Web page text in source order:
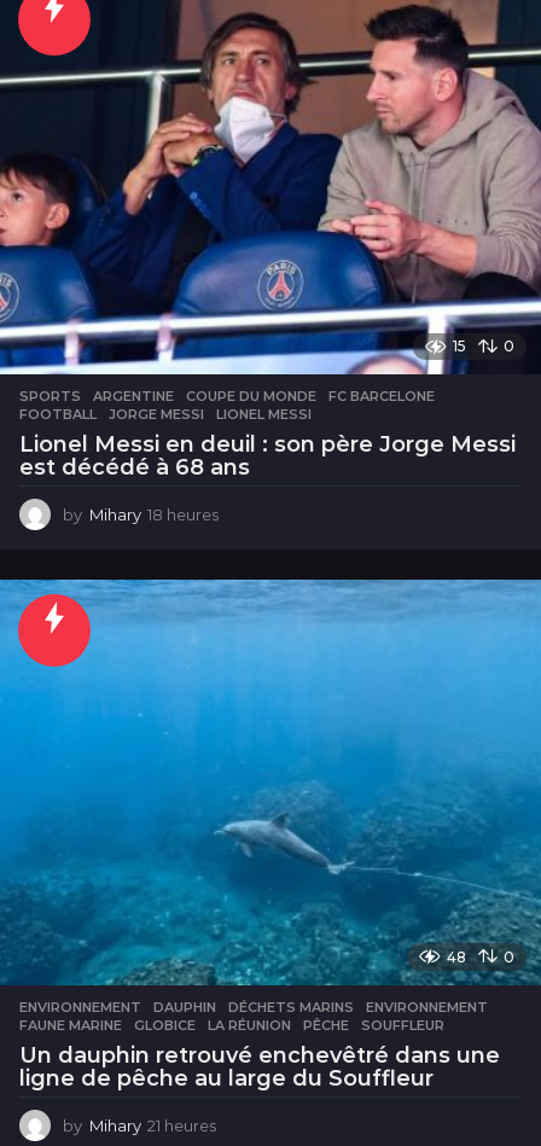
15 0
SPORTS ARGENTINE ,COUPE DU MONDE ,FC BARCELONE
FOOTBALL
,JORGE MESSI ,LIONEL MESSI
Lionel Messi en deuil : son père Jorge Messi
est décédé à 68 ans
by Mihary 18 heures
e
48 0
ENVIRONNEMENT DAUPHIN ,DÉCHETS MARINS ,ENVIRONNEMENT
FAUNE MARINE
,GLOBICE ,LA RÉUNION ,PÊCHE ,SOUFFLEUR
Un dauphin retrouvé enchevêtré dans une
ligne de pêche au large du Souffleur
by Mihary 21 heures